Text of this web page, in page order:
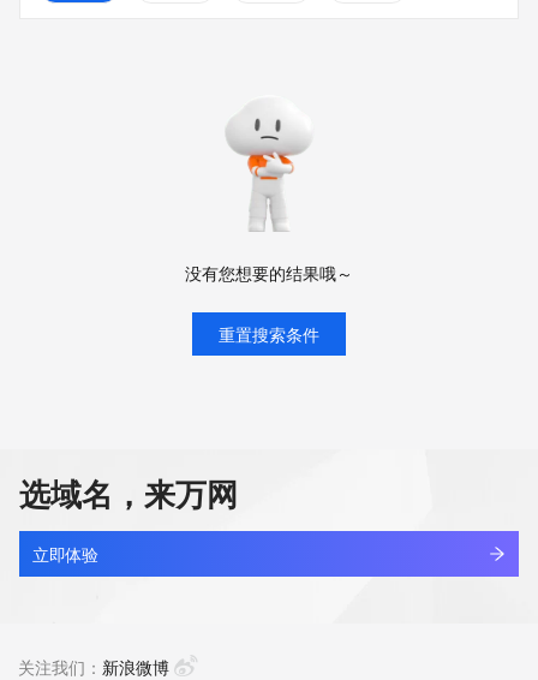
没有您想要的结果哦～
重置搜索条件
选域名，来万网
立即体验
关注我们： 新浪微博